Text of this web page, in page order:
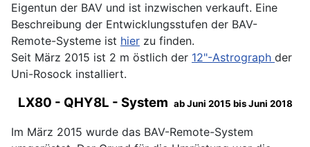
Eigentun der BAV und ist inzwischen verkauft. Eine
Beschreibung der Entwicklungsstufen der BAV-
Remote-Systeme ist hier zu finden.
Seit März 2015 ist 2 m östlich der 12"-Astrograph der
Uni-Rosock installiert.
LX80 - QHY8L - System ab Juni 2015 bis Juni 2018
Im März 2015 wurde das BAV-Remote-System